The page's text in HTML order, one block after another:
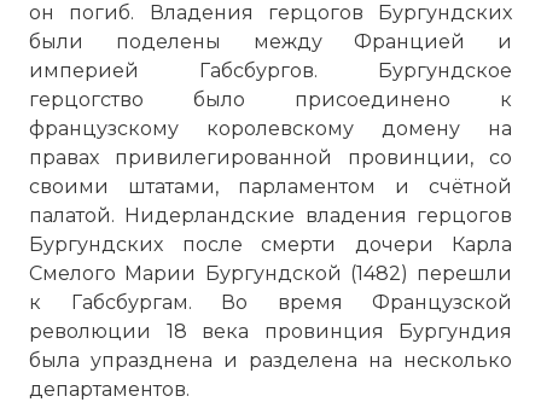
он погиб. Владения герцогов Бургундских
были поделены между Францией и
империей Габсбургов. Бургундское
герцогство было присоединено к
французскому королевскому домену на
правах привилегированной провинции, со
своими штатами, парламентом и счётной
палатой. Нидерландские владения герцогов
Бургундских после смерти дочери Карла
Смелого Марии Бургундской (1482) перешли
к Габсбургам. Во время Французской
революции 18 века провинция Бургундия
была упразднена и разделена на несколько
департаментов.